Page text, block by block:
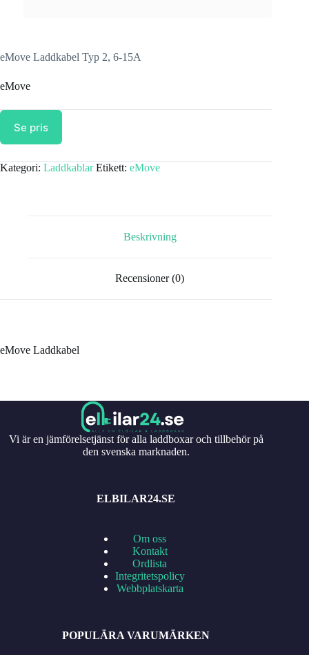
eMove Laddkabel Typ 2, 6-15A
eMove
Se pris
Kategori: Laddkablar Etikett: eMove
Beskrivning
Recensioner (0)
eMove Laddkabel
Vi är en jämförelsetjänst för alla laddboxar och tillbehör på
den svenska marknaden.
ELBILAR24.SE
Om oss
Kontakt
Ordlista
Integritetspolicy
Webbplatskarta
POPULÄRA VARUMÄRKEN